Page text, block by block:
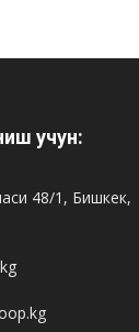
учун:
48/1, Бишкек,